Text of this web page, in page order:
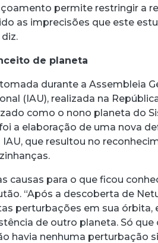
permite restringir a
as imprecisões que este
de planeta
durante a Assembleia
(IAU), realizada na
como o nono planeta do
a elaboração de uma nova
que resultou no
causas para o que ficou
“Após a descoberta de
perturbações em sua órbita,
de outro planeta. Só
havia nenhuma perturbação